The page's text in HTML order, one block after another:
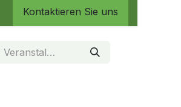
Kontaktieren Sie uns